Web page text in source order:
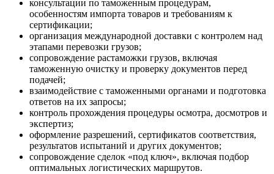
консультации по таможенным процедурам,
особенностям импорта товаров и требованиям к
сертификации;
организация международной доставки с контролем над
этапами перевозки грузов;
сопровождение растаможки грузов, включая
таможенную очистку и проверку документов перед
подачей;
взаимодействие с таможенными органами и подготовка
ответов на их запросы;
контроль прохождения процедуры осмотра, досмотров и
экспертиз;
оформление разрешений, сертификатов соответствия,
результатов испытаний и других документов;
сопровождение сделок «под ключ», включая подбор
оптимальных логистических маршрутов.